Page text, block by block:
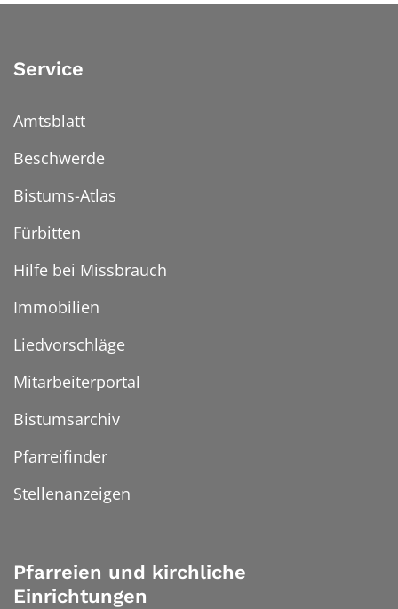
Service
Amtsblatt
Beschwerde
Bistums-Atlas
Fürbitten
Hilfe bei Missbrauch
Immobilien
Liedvorschläge
Mitarbeiterportal
Bistumsarchiv
Pfarreifinder
Stellenanzeigen
Pfarreien und kirchliche
Einrichtungen